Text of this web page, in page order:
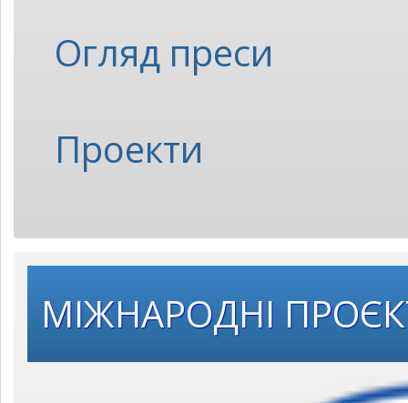
Огляд преси
Проекти
МІЖНАРОДНІ